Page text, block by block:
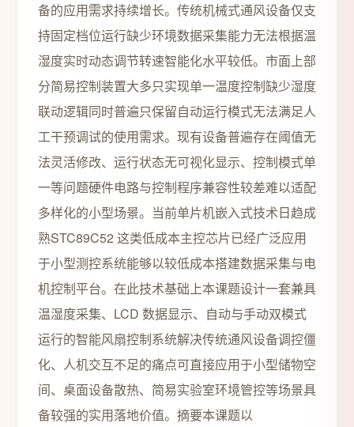
备的应用需求持续增长。传统机械式通风设备仅支
持固定档位运行缺少环境数据采集能力无法根据温
湿度实时动态调节转速智能化水平较低。市面上部
分简易控制装置大多只实现单一温度控制缺少湿度
联动逻辑同时普遍只保留自动运行模式无法满足人
工干预调试的使用需求。现有设备普遍存在阈值无
法灵活修改、运行状态无可视化显示、控制模式单
一等问题硬件电路与控制程序兼容性较差难以适配
多样化的小型场景。当前单片机嵌入式技术日趋成
熟STC89C52 这类低成本主控芯片已经广泛应用
于小型测控系统能够以较低成本搭建数据采集与电
机控制平台。在此技术基础上本课题设计一套兼具
温湿度采集、LCD 数据显示、自动与手动双模式
运行的智能风扇控制系统解决传统通风设备调控僵
化、人机交互不足的痛点可直接应用于小型储物空
间、桌面设备散热、简易实验室环境管控等场景具
备较强的实用落地价值。摘要本课题以